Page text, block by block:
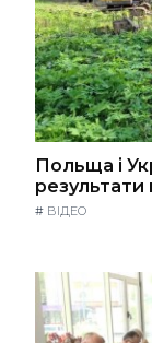
Польща і
результати
# ВІДЕО